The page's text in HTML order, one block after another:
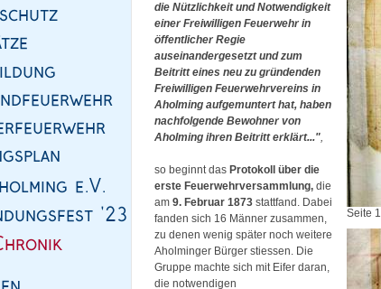
Seite 1
die Nützlichkeit und Notwendigkeit
einer Freiwilligen Feuerwehr in
öffentlicher Regie
auseinandergesetzt und zum
Beitritt eines neu zu gründenden
Freiwilligen Feuerwehrvereins in
Aholming aufgemuntert hat, haben
nachfolgende Bewohner von
Aholming ihren Beitritt erklärt...",
so beginnt das Protokoll über die
erste Feuerwehrversammlung, die
am 9. Februar 1873 stattfand. Dabei
fanden sich 16 Männer zusammen,
zu denen wenig später noch weitere
Aholminger Bürger stiessen. Die
Gruppe machte sich mit Eifer daran,
die notwendigen